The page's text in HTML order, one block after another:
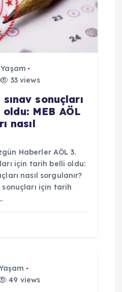
Yaşam
33 views
sonuçları
MEB AÖL
nasıl
Haberler AÖL 3.
için tarih belli oldu:
nasıl sorgulanır?
sonuçları için tarih
49 views